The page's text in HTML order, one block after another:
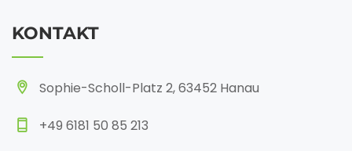
KONTAKT
Sophie-Scholl-Platz 2, 63452 Hanau
+49 6181 50 85 213